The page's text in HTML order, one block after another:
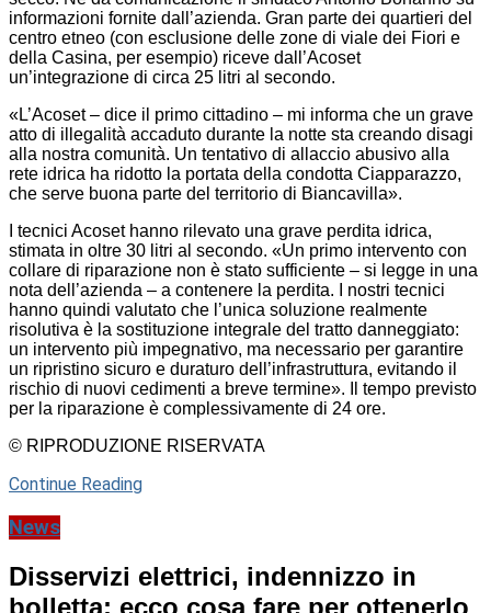
informazioni fornite dall’azienda. Gran parte dei quartieri del
centro etneo (con esclusione delle zone di viale dei Fiori e
della Casina, per esempio) riceve dall’Acoset
un’integrazione di circa 25 litri al secondo.
«L’Acoset – dice il primo cittadino – mi informa che un grave
atto di illegalità accaduto durante la notte sta creando disagi
alla nostra comunità. Un tentativo di allaccio abusivo alla
rete idrica ha ridotto la portata della condotta Ciapparazzo,
che serve buona parte del territorio di Biancavilla».
I tecnici Acoset hanno rilevato una grave perdita idrica,
stimata in oltre 30 litri al secondo. «Un primo intervento con
collare di riparazione non è stato sufficiente – si legge in una
nota dell’azienda – a contenere la perdita. I nostri tecnici
hanno quindi valutato che l’unica soluzione realmente
risolutiva è la sostituzione integrale del tratto danneggiato:
un intervento più impegnativo, ma necessario per garantire
un ripristino sicuro e duraturo dell’infrastruttura, evitando il
rischio di nuovi cedimenti a breve termine». Il tempo previsto
per la riparazione è complessivamente di 24 ore.
© RIPRODUZIONE RISERVATA
Continue Reading
News
Disservizi elettrici, indennizzo in
bolletta: ecco cosa fare per ottenerlo